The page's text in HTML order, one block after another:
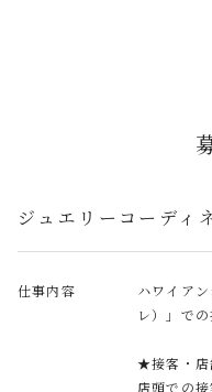
ジュエリーコーディ
仕事内容
ハワイア
レ）」で
★接客・店
店頭での